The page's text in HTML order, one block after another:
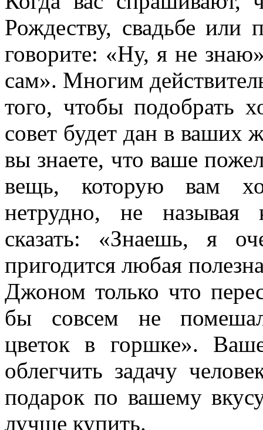
Рождеству, свадьбе
говорите: «Ну, я не
сам». Многим
того, чтобы подобрать
совет будет дан в ваших
вы знаете, что ваше
вещь, которую вам
нетрудно, не называя
сказать: «Знаешь, я
пригодится любая
Джоном только что
бы совсем не
цветок в горшке».
облегчить задачу
подарок по вашему
лучше купить.